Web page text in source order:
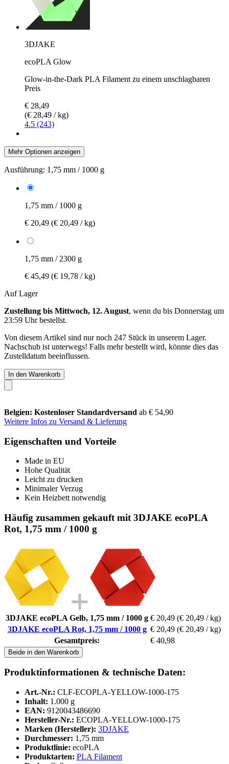
3DJAKE
ecoPLA Glow
Glow-in-the-Dark PLA Filament zu einem unschlagbaren
Preis
€ 28,49
(€ 28,49 / kg)
4.5 (243)
Mehr Optionen anzeigen
Ausführung: 1,75 mm / 1000 g
1,75 mm / 1000 g
€ 20,49 (€ 20,49 / kg)
1,75 mm / 2300 g
€ 45,49 (€ 19,78 / kg)
Auf Lager
Zustellung bis Mittwoch, 12. August, wenn du bis Donnerstag um
23:59 Uhrbestellst.
Von diesem Artikel sind nur noch 247 Stück in unserem Lager.
Nachschub ist unterwegs! Falls mehr bestellt wird, könnte dies das
Zustelldatum beeinflussen.
In den Warenkorb
Belgien: Kostenloser Standardversand ab € 54,90
Weitere Infos zu Versand & Lieferung
Eigenschaften und Vorteile
Made in EU
Hohe Qualität
Leicht zu drucken
Minimaler Verzug
Kein Heizbett notwendig
Häufig zusammen gekauft mit 3DJAKE ecoPLA
Rot, 1,75 mm / 1000 g
3DJAKE ecoPLA Gelb, 1,75 mm / 1000 g € 20,49 (€ 20,49 / kg)
3DJAKE ecoPLA Rot, 1,75 mm / 1000 g € 20,49 (€ 20,49 / kg)
Gesamtpreis:
€ 40,98
Beide in den Warenkorb
Produktinformationen & technische Daten:
Art.-Nr.: CLF-ECOPLA-YELLOW-1000-175
Inhalt: 1.000 g
EAN: 9120043486690
Hersteller-Nr.: ECOPLA-YELLOW-1000-175
Marken (Hersteller): 3DJAKE
Durchmesser: 1,75 mm
Produktlinie: ecoPLA
Produktarten: PLA Filament